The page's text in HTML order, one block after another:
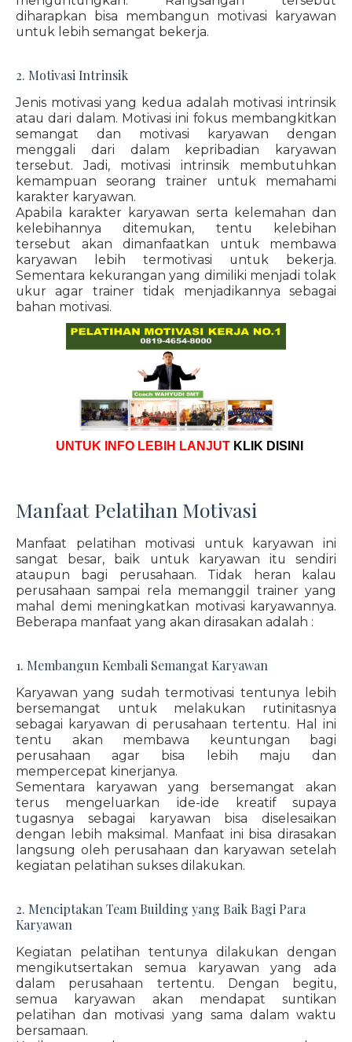
diharapkan bisa membangun motivasi karyawan
untuk lebih semangat bekerja.
2. Motivasi Intrinsik
Jenis motivasi yang kedua adalah motivasi intrinsik
atau dari dalam. Motivasi ini fokus membangkitkan
semangat dan motivasi karyawan dengan
menggali dari dalam kepribadian karyawan
tersebut. Jadi, motivasi intrinsik membutuhkan
kemampuan seorang trainer untuk memahami
karakter karyawan.
Apabila karakter karyawan serta kelemahan dan
kelebihannya ditemukan, tentu kelebihan
tersebut akan dimanfaatkan untuk membawa
karyawan lebih termotivasi untuk bekerja.
Sementara kekurangan yang dimiliki menjadi tolak
ukur agar trainer tidak menjadikannya sebagai
bahan motivasi.
UNTUK INFO LEBIH LANJUT KLIK DISINI
Manfaat Pelatihan Motivasi
Manfaat pelatihan motivasi untuk karyawan ini
sangat besar, baik untuk karyawan itu sendiri
ataupun bagi perusahaan. Tidak heran kalau
perusahaan sampai rela memanggil trainer yang
mahal demi meningkatkan motivasi karyawannya.
Beberapa manfaat yang akan dirasakan adalah :
1. Membangun Kembali Semangat Karyawan
Karyawan yang sudah termotivasi tentunya lebih
bersemangat untuk melakukan rutinitasnya
sebagai karyawan di perusahaan tertentu. Hal ini
tentu akan membawa keuntungan bagi
perusahaan agar bisa lebih maju dan
mempercepat kinerjanya.
Sementara karyawan yang bersemangat akan
terus mengeluarkan ide-ide kreatif supaya
tugasnya sebagai karyawan bisa diselesaikan
dengan lebih maksimal. Manfaat ini bisa dirasakan
langsung oleh perusahaan dan karyawan setelah
kegiatan pelatihan sukses dilakukan.
2. Menciptakan Team Building yang Baik Bagi Para
Karyawan
Kegiatan pelatihan tentunya dilakukan dengan
mengikutsertakan semua karyawan yang ada
dalam perusahaan tertentu. Dengan begitu,
semua karyawan akan mendapat suntikan
pelatihan dan motivasi yang sama dalam waktu
bersamaan.